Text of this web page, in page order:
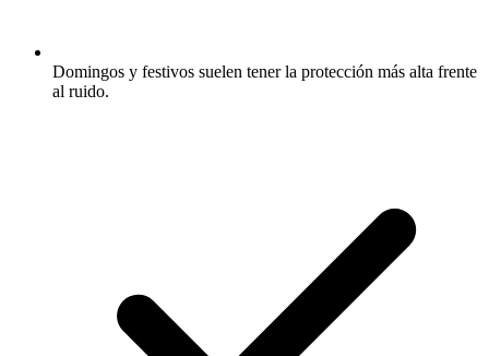
Domingos y festivos suelen tener la protección más alta frente
al ruido.